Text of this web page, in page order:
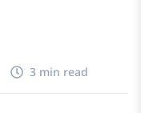
3 min read